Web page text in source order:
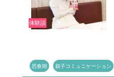
体験談
思春期 親子コミュニケーション